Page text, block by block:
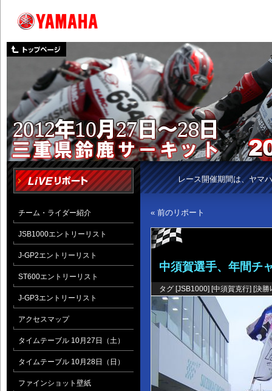
レース開催期間は、ヤマ
« 前のリポート
中須賀選手、年間チ
タグ [JSB1000] [中須賀克行] [決勝
チーム・ライダー紹介
JSB1000エントリーリスト
J-GP2エントリーリスト
ST600エントリーリスト
J-GP3エントリーリスト
アクセスマップ
タイムテーブル 10月27日（土）
タイムテーブル 10月28日（日）
ファインショット壁紙